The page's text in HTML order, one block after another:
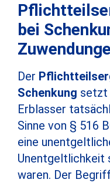
bei
Der
Schenkung setzt
Erblasser
Sinne von § 516
eine
Unentgeltlichkeit
waren. Der